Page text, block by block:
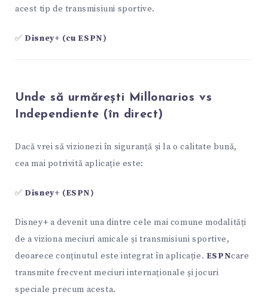
acest tip de transmisiuni sportive.
✅ Disney+ (cu ESPN)
Unde să urmărești Millonarios vs
Independiente (în direct)
Dacă vrei să vizionezi în siguranță și la o calitate bună,
cea mai potrivită aplicație este:
✅ Disney+ (ESPN)
Disney+ a devenit una dintre cele mai comune modalități
de a viziona meciuri amicale și transmisiuni sportive,
deoarece conținutul este integrat în aplicație. ESPNcare
transmite frecvent meciuri internaționale și jocuri
speciale precum acesta.